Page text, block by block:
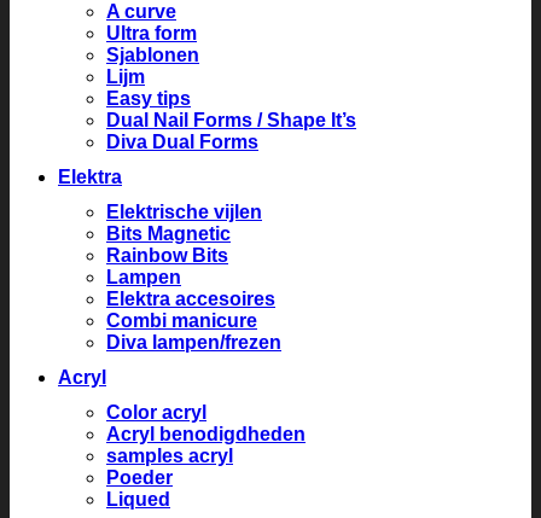
A curve
Ultra form
Sjablonen
Lijm
Easy tips
Dual Nail Forms / Shape It’s
Diva Dual Forms
Elektra
Elektrische vijlen
Bits Magnetic
Rainbow Bits
Lampen
Elektra accesoires
Combi manicure
Diva lampen/frezen
Acryl
Color acryl
Acryl benodigdheden
samples acryl
Poeder
Liqued